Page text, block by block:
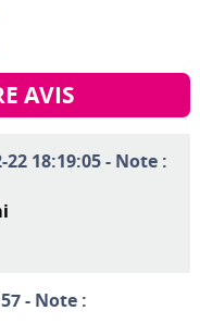
AVIS
18:19:05 - Note :
- Note :